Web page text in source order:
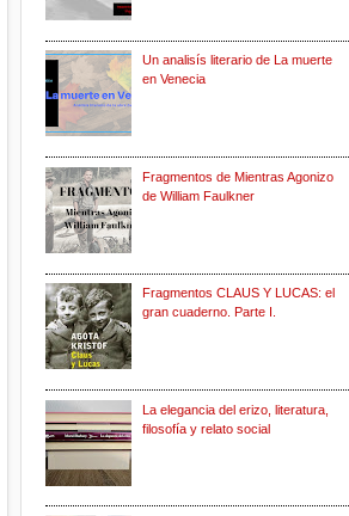
Un analisís literario de La muerte
en Venecia
Fragmentos de Mientras Agonizo
de William Faulkner
Fragmentos CLAUS Y LUCAS: el
gran cuaderno. Parte I.
La elegancia del erizo, literatura,
filosofía y relato social